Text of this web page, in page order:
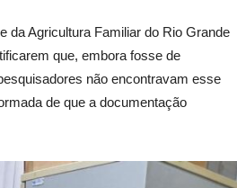
da Agricultura Familiar do Rio Grande
que, embora fosse de
não encontravam esse
de que a documentação